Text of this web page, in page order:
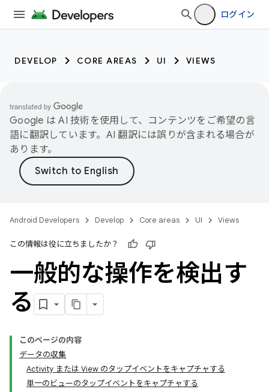
ログイン
DEVELOP CORE AREAS UI VIEWS
Google は AI 技術を使用して、コンテンツをご希望の言
語に翻訳しています。AI 翻訳には誤りが含まれる場合が
あります。
Android Developers Develop Core areas UI Views
この情報は役に立ちましたか？
一般的な操作を検出す
る
このページの内容
データの収集
Activity または View のタップイベントをキャプチャする
単一のビューのタップイベントをキャプチャする